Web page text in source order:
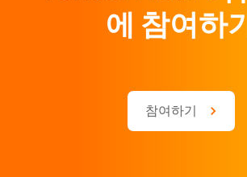
에 참여하
참여하기